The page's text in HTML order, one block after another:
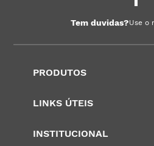
Tem duvidas?Use o
PRODUTOS
LINKS ÚTEIS
INSTITUCIONAL